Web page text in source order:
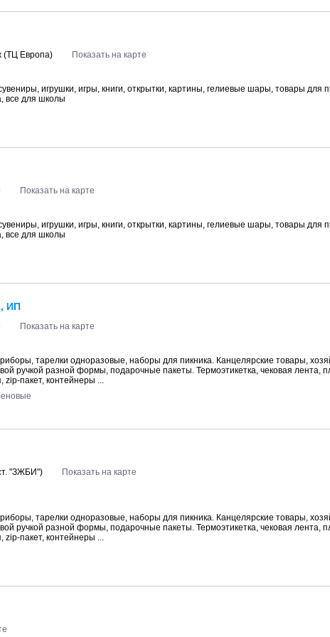
(ТЦ Европа)
Показать на карте
игрушки, игры, книги, открытки, картины, гелиевые шары, товары для
все для школы
Показать на карте
игрушки, игры, книги, открытки, картины, гелиевые шары, товары для
все для школы
ИП
Показать на карте
тарелки одноразовые, наборы для пикника. Канцелярские товары,
ручкой разной формы, подарочные пакеты. Термоэтикетка, чековая лента,
zip-пакет, контейнеры ...
"ЗЖБИ")
Показать на карте
тарелки одноразовые, наборы для пикника. Канцелярские товары,
ручкой разной формы, подарочные пакеты. Термоэтикетка, чековая лента,
zip-пакет, контейнеры ...